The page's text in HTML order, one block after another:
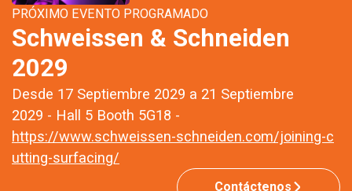
PRÓXIMO EVENTO PROGRAMADO
Schweissen & Schneiden
2029
Desde 17 Septiembre 2029 a 21 Septiembre
2029 - Hall 5 Booth 5G18 -
https://www.schweissen-schneiden.com/joining-c
utting-surfacing/
Contáctenos